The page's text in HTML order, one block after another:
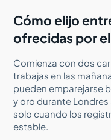
Cómo elijo
ofrecidas por
Comienza con dos
trabajas en las
pueden emparejarse
y oro durante
solo cuando los
estable.